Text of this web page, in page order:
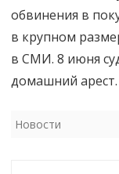
обвинения в
в крупном
в СМИ. 8 июня
домашний арест.
Новости